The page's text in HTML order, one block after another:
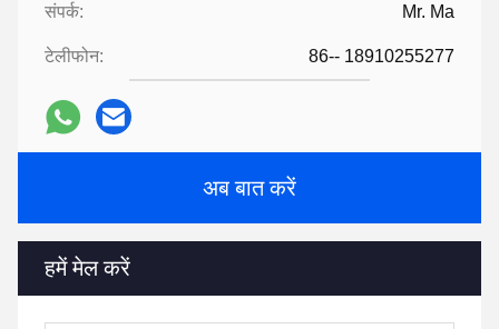
संपर्क: Mr. Ma
टेलीफोन: 86-- 18910255277
अब बात करें
हमें मेल करें